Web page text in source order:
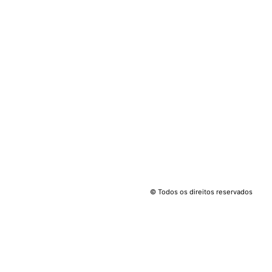
© Todos os direitos reservados